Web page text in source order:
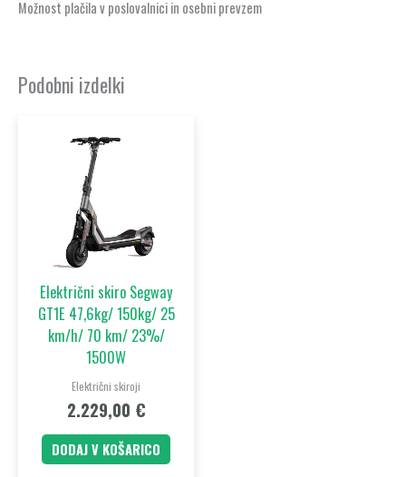
Možnost plačila v poslovalnici in osebni prevzem
Podobni izdelki
Električni skiro Segway
GT1E 47,6kg/ 150kg/ 25
km/h/ 70 km/ 23%/
1500W
Električni skiroji
2.229,00 €
DODAJ V KOŠARICO